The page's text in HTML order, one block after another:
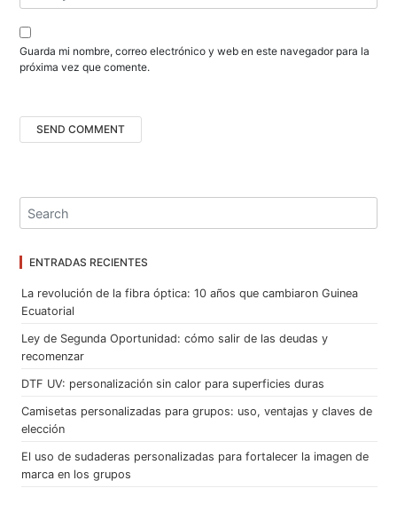
a
s
Guarda mi nombre, correo electrónico y web en este navegador para la
próxima vez que comente.
ENTRADAS RECIENTES
La revolución de la fibra óptica: 10 años que cambiaron Guinea
Ecuatorial
Ley de Segunda Oportunidad: cómo salir de las deudas y
recomenzar
DTF UV: personalización sin calor para superficies duras
Camisetas personalizadas para grupos: uso, ventajas y claves de
elección
El uso de sudaderas personalizadas para fortalecer la imagen de
marca en los grupos